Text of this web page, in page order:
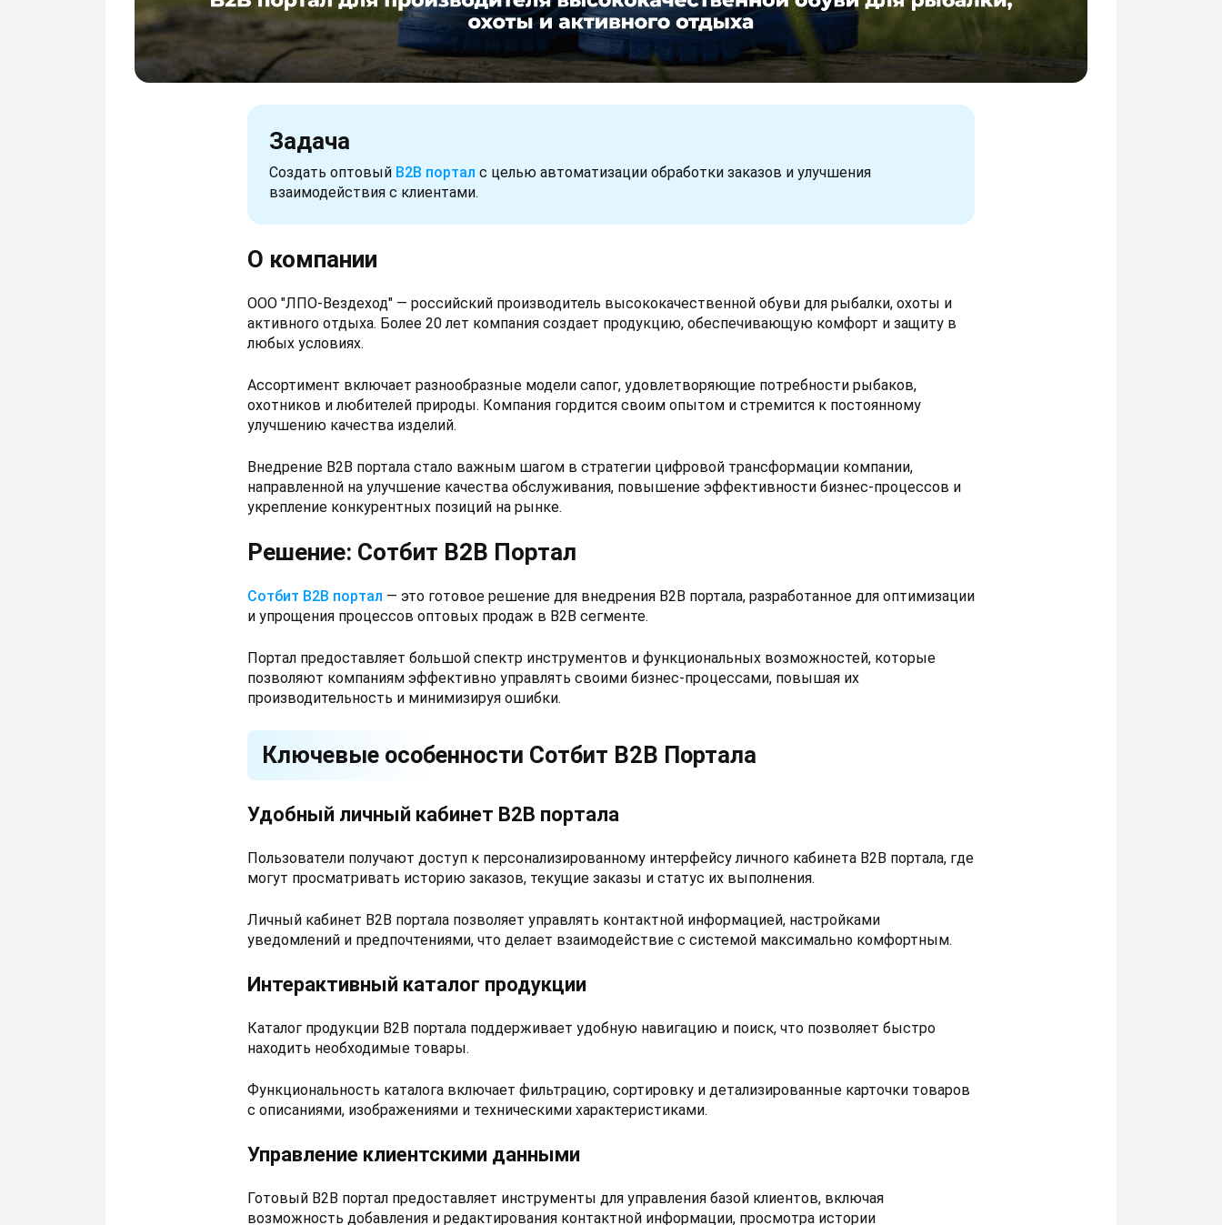
Задача
Создать оптовый B2B портал с целью автоматизации обработки заказов и улучшения
взаимодействия с клиентами.
О компании
ООО "ЛПО-Вездеход" — российский производитель высококачественной обуви для рыбалки, охоты и
активного отдыха. Более 20 лет компания создает продукцию, обеспечивающую комфорт и защиту в
любых условиях.
Ассортимент включает разнообразные модели сапог, удовлетворяющие потребности рыбаков,
охотников и любителей природы. Компания гордится своим опытом и стремится к постоянному
улучшению качества изделий.
Внедрение B2B портала стало важным шагом в стратегии цифровой трансформации компании,
направленной на улучшение качества обслуживания, повышение эффективности бизнес-процессов и
укрепление конкурентных позиций на рынке.
Решение: Сотбит B2B Портал
Сотбит B2B портал — это готовое решение для внедрения B2B портала, разработанное для оптимизации
и упрощения процессов оптовых продаж в B2B сегменте.
Портал предоставляет большой спектр инструментов и функциональных возможностей, которые
позволяют компаниям эффективно управлять своими бизнес-процессами, повышая их
производительность и минимизируя ошибки.
Ключевые особенности Сотбит B2B Портала
Удобный личный кабинет B2B портала
Пользователи получают доступ к персонализированному интерфейсу личного кабинета B2B портала, где
могут просматривать историю заказов, текущие заказы и статус их выполнения.
Личный кабинет B2B портала позволяет управлять контактной информацией, настройками
уведомлений и предпочтениями, что делает взаимодействие с системой максимально комфортным.
Интерактивный каталог продукции
Каталог продукции B2B портала поддерживает удобную навигацию и поиск, что позволяет быстро
находить необходимые товары.
Функциональность каталога включает фильтрацию, сортировку и детализированные карточки товаров
с описаниями, изображениями и техническими характеристиками.
Управление клиентскими данными
Готовый B2B портал предоставляет инструменты для управления базой клиентов, включая
возможность добавления и редактирования контактной информации, просмотра истории